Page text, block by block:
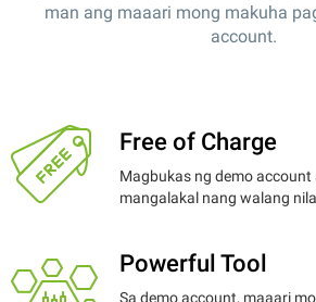
man ang maaari mong makuha
account.
Free of Charge
Magbukas ng demo
mangalakal nang walang
Powerful Tool
Sa demo account, maaari